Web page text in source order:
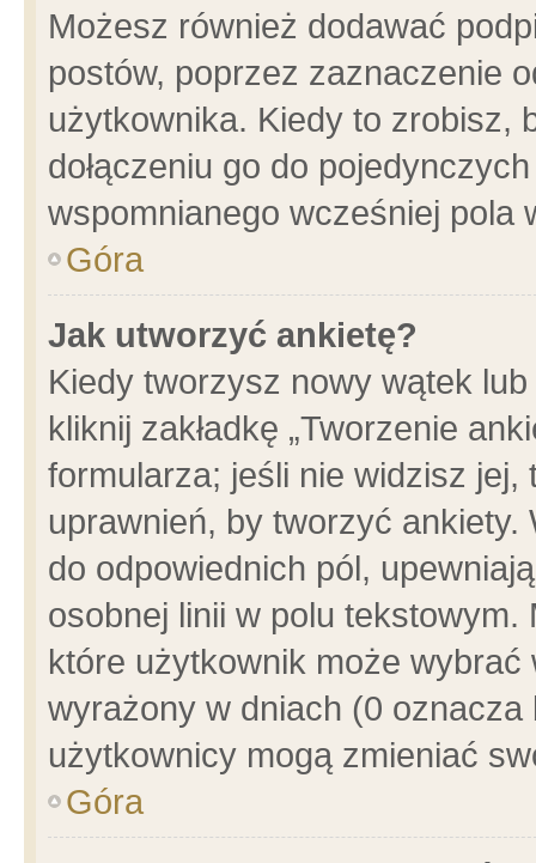
Możesz również dodawać
postów, poprzez zaznaczenie
użytkownika. Kiedy to zrobisz,
dołączeniu go do
wspomnianego wcześniej pola
Góra
Jak utworzyć ankietę?
Kiedy tworzysz nowy wątek
kliknij zakładkę „Tworzenie
formularza; jeśli nie widzisz
uprawnień, by tworzyć ankiety.
do odpowiednich pól,
osobnej linii w polu
które użytkownik może
wyrażony w dniach (0
użytkownicy mogą zmieniać
Góra